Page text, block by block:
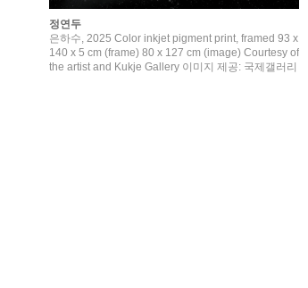
정연두
은하수, 2025 Color inkjet pigment print, framed 93 x
140 x 5 cm (frame) 80 x 127 cm (image) Courtesy of
the artist and Kukje Gallery 이미지 제공: 국제갤러리